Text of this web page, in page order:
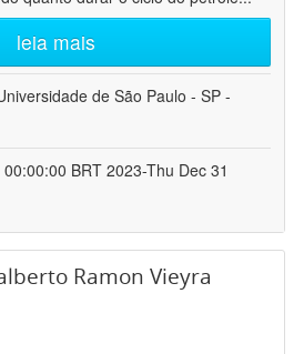
leia mais
de São Paulo - SP -
BRT 2023-Thu Dec 31
Ramon Vieyra